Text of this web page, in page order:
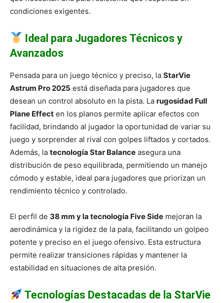
condiciones exigentes.
Ideal para Jugadores Técnicos y
Avanzados
Pensada para un juego técnico y preciso, la StarVie
Astrum Pro 2025 está diseñada para jugadores que
desean un control absoluto en la pista. La rugosidad Full
Plane Effect en los planos permite aplicar efectos con
facilidad, brindando al jugador la oportunidad de variar su
juego y sorprender al rival con golpes liftados y cortados.
Además, la tecnología Star Balance asegura una
distribución de peso equilibrada, permitiendo un manejo
cómodo y estable, ideal para jugadores que priorizan un
rendimiento técnico y controlado.
El perfil de 38 mm y la tecnología Five Side mejoran la
aerodinámica y la rigidez de la pala, facilitando un golpeo
potente y preciso en el juego ofensivo. Esta estructura
permite realizar transiciones rápidas y mantener la
estabilidad en situaciones de alta presión.
Tecnologías Destacadas de la StarVie